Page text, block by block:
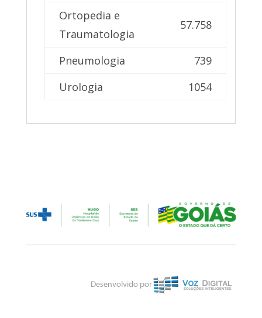
Ortopedia e
Traumatologia
57.758
Pneumologia
739
Urologia
1054